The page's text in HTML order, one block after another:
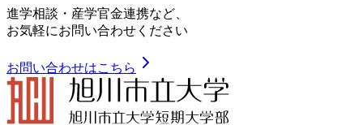
進学相談・産学官金連携など、
お気軽にお問い合わせください
お問い合わせはこちら